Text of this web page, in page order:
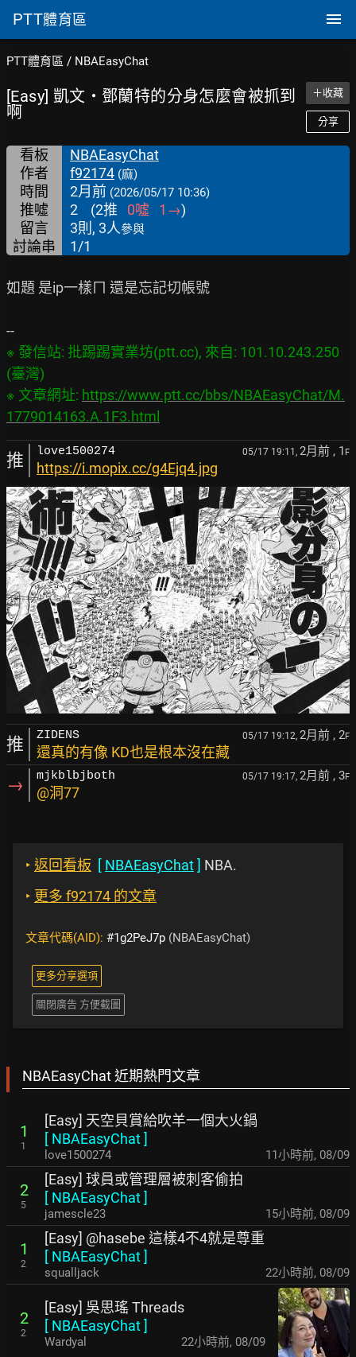
PTT體育區
PTT體育區 / NBAEasyChat
[Easy] 凱文‧鄧蘭特的分身怎麼會被抓到
啊
＋收藏
分享
看板
NBAEasyChat
作者
f92174 (麻)
時間 2月前 (2026/05/17 10:36)
推噓 2 (2推 0噓 1 →)
留言
3則, 3人參與
討論串 1/1
如題 是ip一樣ㄇ 還是忘記切帳號
※ 發信站: 批踢踢實業坊(ptt.cc), 來自: 101.10.243.250
(臺灣)
※ 文章網址: https://www.ptt.cc/bbs/NBAEasyChat/M.
1779014163.A.1F3.html
推 love1500274 05/17 19:11, 2月前 , 1 F
https://i.mopix.cc/g4Ejq4.jpg
推 ZIDENS 05/17 19:12, 2月前 , 2F
還真的有像 KD也是根本沒在藏
→ mjkblbjboth 05/17 19:17, 2月前 , 3F
@洞77
‣ 返回看板 [ NBAEasyChat] NBA.
‣ 更多 f92174 的文章
文章代碼(AID): #1g2PeJ7p (NBAEasyChat)
更多分享選項
關閉廣告 方便截圖
NBAEasyChat 近期熱門文章
1
1
[Easy] 天空貝賞給吹羊一個大火鍋
[ NBAEasyChat]
love1500274 11小時前, 08/09
2
5
[Easy] 球員或管理層被刺客偷拍
[ NBAEasyChat]
jamescle23 15小時前, 08/09
1
2
[Easy] @hasebe 這樣4不4就是尊重
[ NBAEasyChat]
squalljack 22小時前, 08/09
2
2
[Easy] 吳思瑤 Threads
[ NBAEasyChat]
Wardyal 22小時前, 08/09